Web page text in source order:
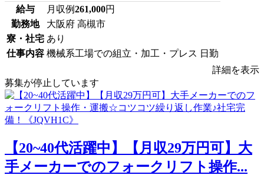
給与 月収例261,000円
勤務地
大阪府 高槻市
寮・社宅 あり
仕事内容 機械系工場での組立・加工・プレス 日勤
詳細を表示
募集が停止しています
【20~40代活躍中】【月収29万円可】大
手メーカーでのフォークリフト操作...